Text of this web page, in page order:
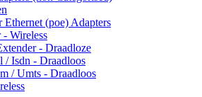
Ethernet (poe) Adapters
- Wireless
- Draadloze
/ Isdn - Draadloos
/ Umts - Draadloos